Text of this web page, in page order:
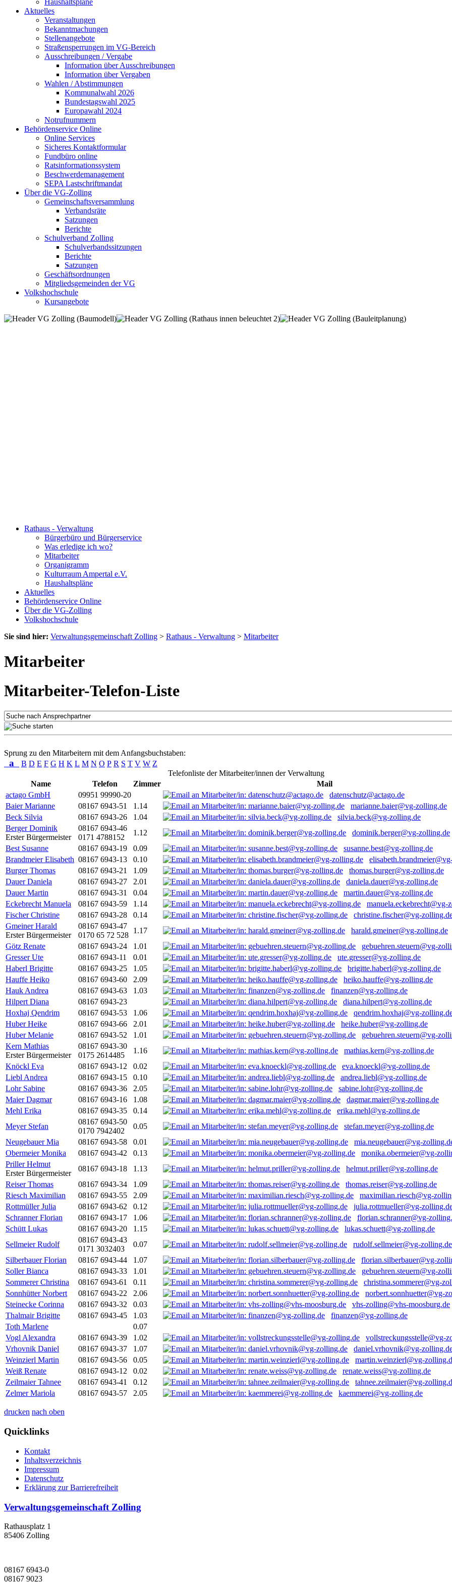
Haushaltspläne
Aktuelles
Veranstaltungen
Bekanntmachungen
Stellenangebote
Straßensperrungen im VG-Bereich
Ausschreibungen / Vergabe
Information über Ausschreibungen
Information über Vergaben
Wahlen / Abstimmungen
Kommunalwahl 2026
Bundestagswahl 2025
Europawahl 2024
Notrufnummern
Behördenservice Online
Online Services
Sicheres Kontaktformular
Fundbüro online
Ratsinformationssystem
Beschwerdemanagement
SEPA Lastschriftmandat
Über die VG-Zolling
Gemeinschaftsversammlung
Verbandsräte
Satzungen
Berichte
Schulverband Zolling
Schulverbandssitzungen
Berichte
Satzungen
Geschäftsordnungen
Mitgliedsgemeinden der VG
Volkshochschule
Kursangebote
Rathaus - Verwaltung
Bürgerbüro und Bürgerservice
Was erledige ich wo?
Mitarbeiter
Organigramm
Kulturraum Ampertal e.V.
Haushaltspläne
Aktuelles
Behördenservice Online
Über die VG-Zolling
Volkshochschule
Sie sind hier: Verwaltungsgemeinschaft Zolling > Rathaus - Verwaltung > Mitarbeiter
Mitarbeiter
Mitarbeiter-Telefon-Liste
Sprung zu den Mitarbeitern mit dem Anfangsbuchstaben:
a B D E F G H K L M N O P R S T V W Z
Telefonliste der Mitarbeiter/innen der Verwaltung
Name
Telefon Zimmer
Mail
actago GmbH
09951 99990-20
datenschutz@actago.de
Baier Marianne
08167 6943-51 1.14
marianne.baier@vg-zolling.de
Beck Silvia
08167 6943-26 1.04
silvia.beck@vg-zolling.de
Berger Dominik
Erster Bürgermeister
08167 6943-46
0171 4788152
1.12
dominik.berger@vg-zolling.de
Best Susanne
08167 6943-19 0.09
susanne.best@vg-zolling.de
Brandmeier Elisabeth 08167 6943-13 0.10
Burger Thomas
08167 6943-21 1.09
thomas.burger@vg-zolling.de
Dauer Daniela
08167 6943-27 2.01
daniela.dauer@vg-zolling.de
Dauer Martin
08167 6943-31 0.04
martin.dauer@vg-zolling.de
Eckebrecht Manuela
08167 6943-59 1.14
manuela.eckebrecht@vg-
Fischer Christine
08167 6943-28 0.14
christine.fischer@vg-
Gmeiner Harald
Erster Bürgermeister
08167 6943-47
0170 65 72 528
1.17
harald.gmeiner@vg-zolling.de
Götz Renate
08167 6943-24 1.01
gebuehren.steuern@vg-
Gresser Ute
08167 6943-11 0.01
ute.gresser@vg-zolling.de
Haberl Brigitte
08167 6943-25 1.05
brigitte.haberl@vg-zolling.de
Hauffe Heiko
08167 6943-60 2.09
heiko.hauffe@vg-zolling.de
Hauk Andrea
08167 6943-63 1.03
finanzen@vg-zolling.de
Hilpert Diana
08167 6943-23
diana.hilpert@vg-zolling.de
Hoxhaj Qendrim
08167 6943-53 1.06
qendrim.hoxhaj@vg-
Huber Heike
08167 6943-66 2.01
heike.huber@vg-zolling.de
Huber Melanie
08167 6943-52 1.01
gebuehren.steuern@vg-
Kern Mathias
Erster Bürgermeister
08167 6943-30
0175 2614485
1.16
mathias.kern@vg-zolling.de
Knöckl Eva
08167 6943-12 0.02
eva.knoeckl@vg-zolling.de
Liebl Andrea
08167 6943-15 0.10
andrea.liebl@vg-zolling.de
Lohr Sabine
08167 6943-36 2.05
sabine.lohr@vg-zolling.de
Maier Dagmar
08167 6943-16 1.08
dagmar.maier@vg-zolling.de
Mehl Erika
08167 6943-35 0.14
erika.mehl@vg-zolling.de
Meyer Stefan
08167 6943-50
0170 7942402
0.05
stefan.meyer@vg-zolling.de
Neugebauer Mia
08167 6943-58 0.01
mia.neugebauer@vg-
Obermeier Monika
08167 6943-42 0.13
monika.obermeier@vg-
Priller Helmut
Erster Bürgermeister
08167 6943-18 1.13
helmut.priller@vg-zolling.de
Reiser Thomas
08167 6943-34 1.09
thomas.reiser@vg-zolling.de
Riesch Maximilian
08167 6943-55 2.09
maximilian.riesch@vg-
Rottmüller Julia
08167 6943-62 0.12
julia.rottmueller@vg-
Schranner Florian
08167 6943-17 1.06
florian.schranner@vg-
Schütt Lukas
08167 6943-20 1.15
lukas.schuett@vg-zolling.de
Sellmeier Rudolf
08167 6943-43
0171 3032403
0.07
rudolf.sellmeier@vg-zolling.de
Silberbauer Florian
08167 6943-44 1.07
florian.silberbauer@vg-
Soller Bianca
08167 6943-33 1.01
gebuehren.steuern@vg-
Sommerer Christina
08167 6943-61 0.11
christina.sommerer@vg-
Sonnhütter Norbert
08167 6943-22 2.06
norbert.sonnhuetter@vg-
Steinecke Corinna
08167 6943-32 0.03
vhs-zolling@vhs-moosburg.de
Thalmair Brigitte
08167 6943-45 1.03
finanzen@vg-zolling.de
Toth Marlene
0.07
Vogl Alexandra
08167 6943-39 1.02
vollstreckungsstelle@vg-
Vrhovnik Daniel
08167 6943-37 1.07
daniel.vrhovnik@vg-
Weinzierl Martin
08167 6943-56 0.05
martin.weinzierl@vg-
Weiß Renate
08167 6943-12 0.02
renate.weiss@vg-zolling.de
Zeilmaier Tahnee
08167 6943-41 0.12
tahnee.zeilmaier@vg-
Zelmer Mariola
08167 6943-57 2.05 kaemmerei@vg-zolling.de
drucken nach oben
Quicklinks
Kontakt
Inhaltsverzeichnis
Impressum
Datenschutz
Erklärung zur Barrierefreiheit
Verwaltungsgemeinschaft Zolling
Rathausplatz 1
85406 Zolling
08167 6943-0
08167 9023